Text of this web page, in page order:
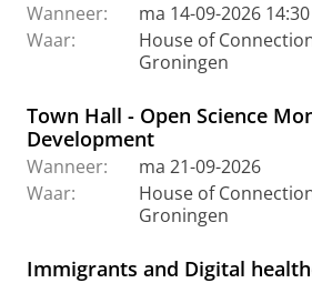
Wanneer:
ma 14-09-2026
Waar:
House of
Groningen
Town Hall - Open Science
Development
Wanneer:
ma 21-09-2026
Waar:
House of
Groningen
Immigrants and Digital